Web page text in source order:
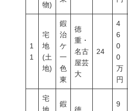
物)
1
1
宅
地
(土
地)
鍜
治
ケ
一
色
東
徳
重・
名古
屋芸
大
24
4
6
0
0
万
円
宅
鍜
9